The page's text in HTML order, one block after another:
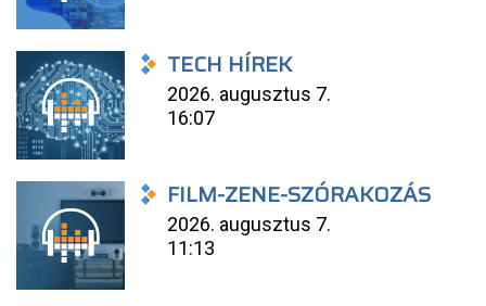
TECH HÍREK
2026. augusztus 7.
16:07
FILM-ZENE-SZÓRAKOZÁS
2026. augusztus 7.
11:13